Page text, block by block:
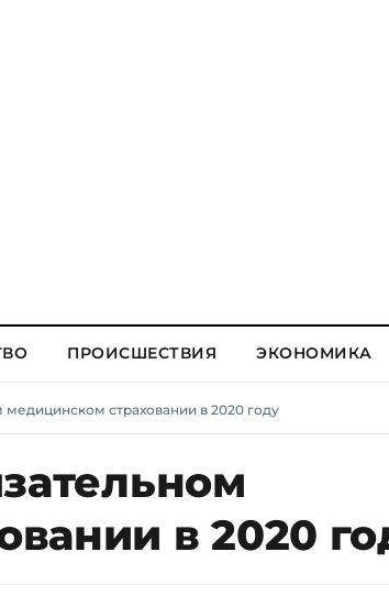
ПРОИСШЕСТВИЯ ЭКОНОМИКА
страховании в 2020 году
в 2020